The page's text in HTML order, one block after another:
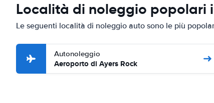
Località di noleggio popolari
Le seguenti località di noleggio auto sono le più
Autonoleggio
Aeroporto di Ayers Rock